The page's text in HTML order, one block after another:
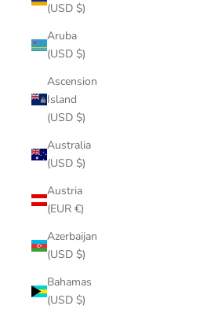
(USD $)
Aruba
(USD $)
Ascension
Island
(USD $)
Australia
(USD $)
Austria
(EUR €)
Azerbaijan
(USD $)
Bahamas
(USD $)